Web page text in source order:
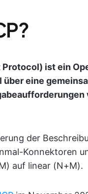
ist ein
eine
der
Konnektoren
auf linear (N+M).